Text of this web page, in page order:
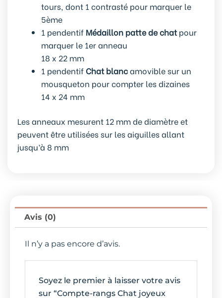
tours, dont 1 contrasté pour marquer le
5ème
1 pendentif Médaillon patte de chat pour
marquer le 1er anneau
18 x 22 mm
1 pendentif Chat blancamovible sur un
mousqueton pour compter les dizaines
14 x 24 mm
Les anneaux mesurent 12 mm de diamètre et
peuvent être utilisées sur les aiguilles allant
jusqu’à 8 mm
Avis (0)
Il n’y a pas encore d’avis.
Soyez le premier à laisser votre avis
sur “Compte-rangs Chat joyeux